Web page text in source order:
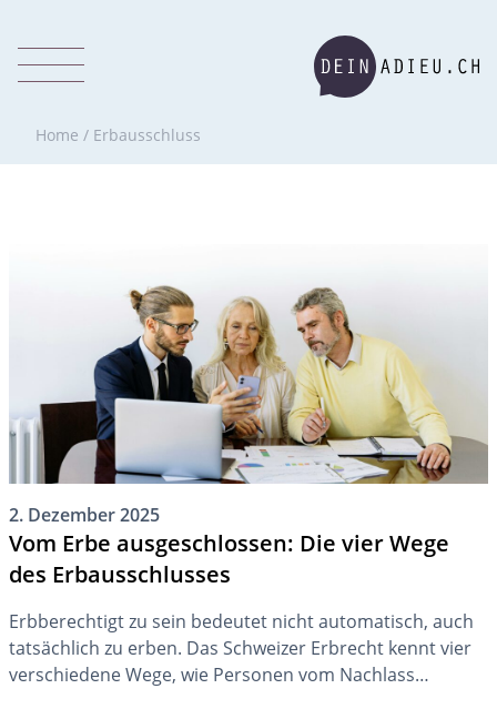
Home / Erbausschluss
2. Dezember 2025
Vom Erbe ausgeschlossen: Die vier Wege
des Erbausschlusses
Erbberechtigt zu sein bedeutet nicht automatisch, auch
tatsächlich zu erben. Das Schweizer Erbrecht kennt vier
verschiedene Wege, wie Personen vom Nachlass